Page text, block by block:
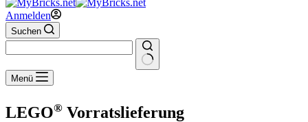
Anmelden
Suchen
Keine
Ergebnisse
Menü
LEGO® Vorratslieferung